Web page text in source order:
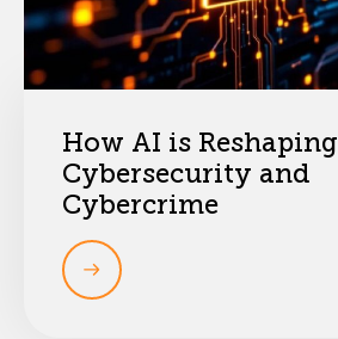
How AI is Reshaping
Cybersecurity and
Cybercrime